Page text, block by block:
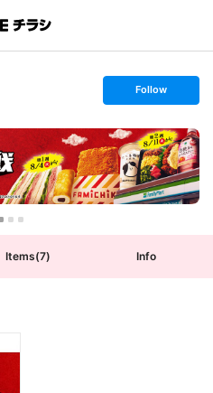
s
t
o
l
l
o
w
Follow
Items(7) Info